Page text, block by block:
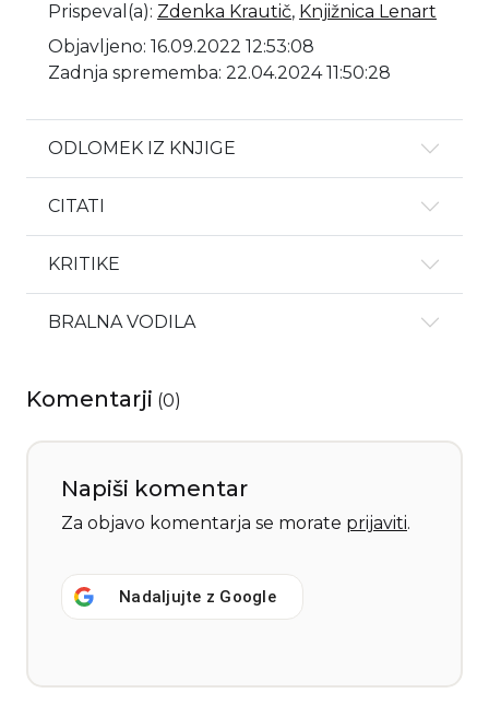
Prispeval(a): Zdenka Krautič, Knjižnica Lenart
Objavljeno: 16.09.2022 12:53:08
Zadnja sprememba: 22.04.2024 11:50:28
ODLOMEK IZ KNJIGE
CITATI
KRITIKE
BRALNA VODILA
Komentarji (0)
Napiši komentar
Za objavo komentarja se morate prijaviti.
Nadaljujte z Google